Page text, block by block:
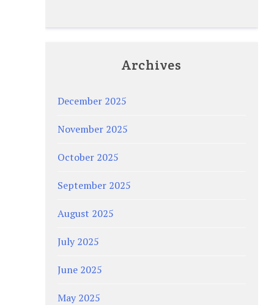
Archives
December 2025
November 2025
October 2025
September 2025
August 2025
July 2025
June 2025
May 2025